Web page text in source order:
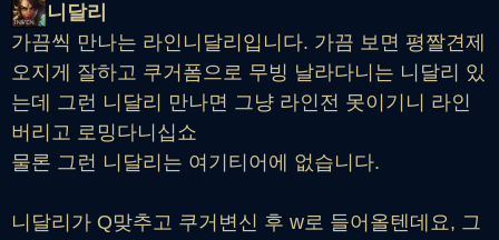
니달리
가끔씩 만나는 라인니달리입니다. 가끔 보면 평짤견제
오지게 잘하고 쿠거폼으로 무빙 날라다니는 니달리 있
는데 그런 니달리 만나면 그냥 라인전 못이기니 라인
버리고 로밍다니십쇼
물론 그런 니달리는 여기티어에 없습니다.
니달리가 Q맞추고 쿠거변신 후 w로 들어올텐데요, 그